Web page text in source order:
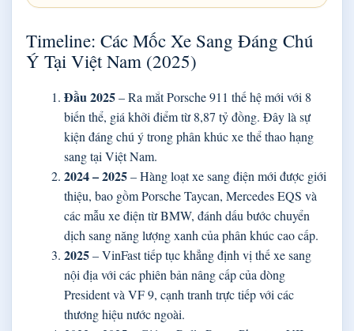
Timeline: Các Mốc Xe Sang Đáng Chú
Ý Tại Việt Nam (2025)
Đầu 2025– Ra mắt Porsche 911 thế hệ mới với 8
biến thể, giá khởi điểm từ 8,87 tỷ đồng. Đây là sự
kiện đáng chú ý trong phân khúc xe thể thao hạng
sang tại Việt Nam.
2024 – 2025– Hàng loạt xe sang điện mới được giới
thiệu, bao gồm Porsche Taycan, Mercedes EQS và
các mẫu xe điện từ BMW, đánh dấu bước chuyển
dịch sang năng lượng xanh của phân khúc cao cấp.
2025– VinFast tiếp tục khẳng định vị thế xe sang
nội địa với các phiên bản nâng cấp của dòng
President và VF 9, cạnh tranh trực tiếp với các
thương hiệu nước ngoài.